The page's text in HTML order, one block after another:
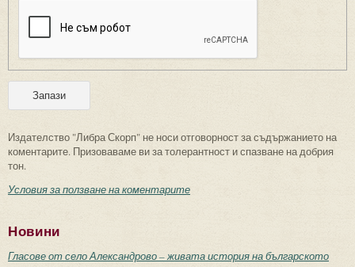
Издателство "Либра Скорп" не носи отговорност за съдържанието на
коментарите. Призоваваме ви за толерантност и спазване на добрия
тон.
Условия за ползване на коментарите
Новини
Гласове от село Александрово – живата история на българското